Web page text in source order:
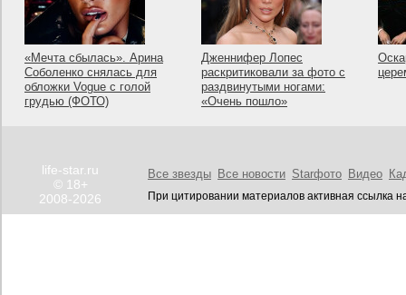
«Мечта сбылась». Арина
Соболенко снялась для
обложки Vogue с голой
грудью (ФОТО)
Дженнифер Лопес
раскритиковали за фото с
раздвинутыми ногами:
«Очень пошло»
life-star.ru
© 18+
2008-2026
Все звезды Все новости Starфото Видео
При цитировании материалов активная ссылка